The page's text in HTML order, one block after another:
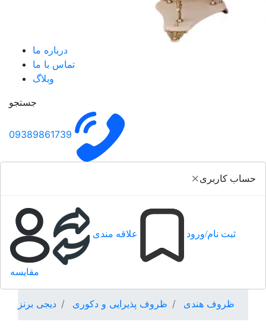
درباره ما
تماس با ما
وبلاگ
جستجو
09389861739
×حساب کاربری
ثبت نام/ورود علاقه مندی
مقایسه
دیجی برنز ظروف پذیرایی و دکوری ظروف هندی